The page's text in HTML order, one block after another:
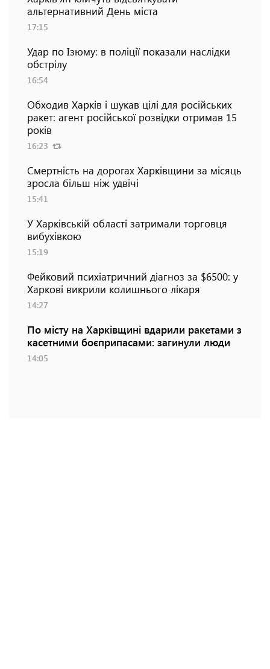
альтернативний День міста
17:15
Удар по Ізюму: в поліції показали наслідки
обстрілу
16:54
Обходив Харків і шукав цілі для російських
ракет: агент російської розвідки отримав 15
років
16:23
Смертність на дорогах Харківщини за місяць
зросла більш ніж удвічі
15:41
У Харківській області затримали торговця
вибухівкою
15:19
Фейковий психіатричний діагноз за $6500: у
Харкові викрили колишнього лікаря
14:27
По місту на Харківщині вдарили ракетами з
касетними боєприпасами: загинули люди
14:05